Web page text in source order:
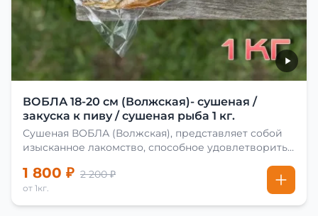
ВОБЛА 18-20 см (Волжская)- сушеная /
закуска к пиву / сушеная рыба 1 кг.
Сушеная ВОБЛА (Волжская), представляет собой
изысканное лакомство, способное удовлетворить
сделать вяленую воблу, её сначала хорошо солят.
Для этого используют старые рецепты и
современные способы. Благодаря этому рыба
1 800 ₽ 2 200 ₽
от 1кг.